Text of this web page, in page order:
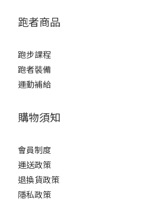
跑者商品
跑步課程
跑者裝備
運動補給
購物須知
會員制度
運送政策
退換貨政策
隱私政策